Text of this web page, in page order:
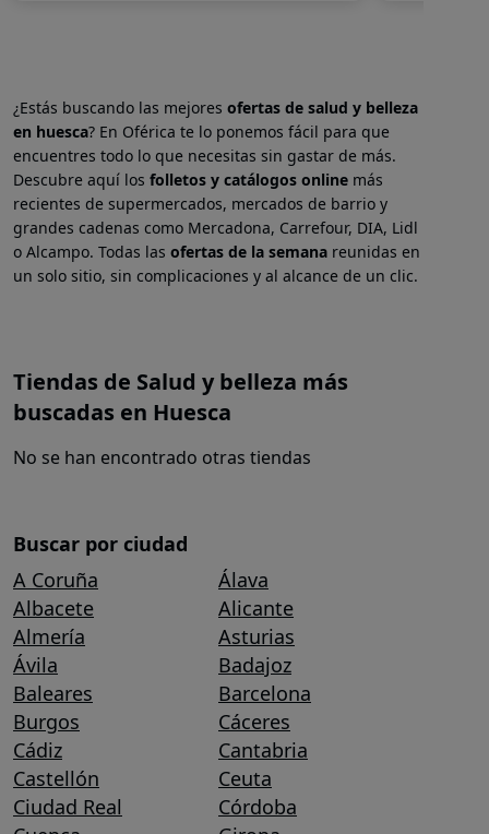
¿Estás buscando las mejores ofertas de salud y belleza
en huesca? En Oférica te lo ponemos fácil para que
encuentres todo lo que necesitas sin gastar de más.
Descubre aquí los folletos y catálogos online más
recientes de supermercados, mercados de barrio y
grandes cadenas como Mercadona, Carrefour, DIA, Lidl
o Alcampo. Todas las ofertas de la semana reunidas en
un solo sitio, sin complicaciones y al alcance de un clic.
Tiendas de Salud y belleza más
buscadas en Huesca
No se han encontrado otras tiendas
Buscar por ciudad
A Coruña
Álava
Albacete
Alicante
Almería
Asturias
Ávila
Badajoz
Baleares
Barcelona
Burgos
Cáceres
Cádiz
Cantabria
Castellón
Ceuta
Ciudad Real
Córdoba